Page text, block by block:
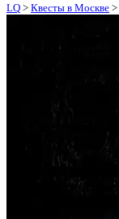
LQ > Квесты в Москве >